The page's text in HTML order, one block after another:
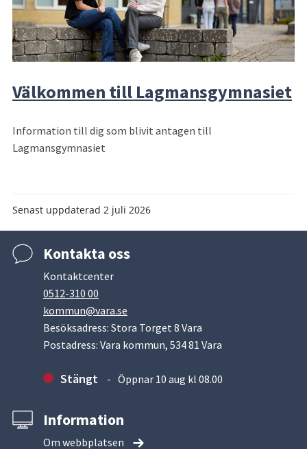
Välkommen till Lagmansgymnasiet
Information till dig som blivit antagen till
Lagmansgymnasiet
Senast uppdaterad 2 juli 2026
Kontakta oss
Kontaktcenter
0512-310 00
kommun@vara.se
Besöksadress: Stora Torget 8 Vara
Postadress: Vara kommun, 534 81 Vara
Stängt Öppnar 10 aug kl 08.00
Information
Om webbplatsen